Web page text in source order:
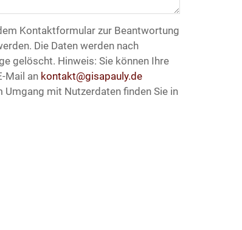
Kontaktformular zur Beantwortung
Die Daten werden nach
gelöscht. Hinweis: Sie können Ihre
Mail an kontakt@gisapauly.de
mit Nutzerdaten finden Sie in